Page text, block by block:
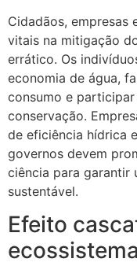
Cidadãos, empresas
vitais na mitigação
errático. Os
economia de água,
consumo e
conservação.
de eficiência hídrica
governos devem
ciência para garantir
sustentável.
Efeito